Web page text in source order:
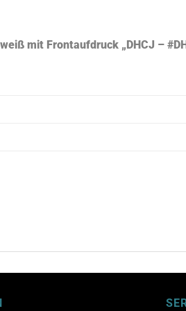
mit Frontaufdruck „DHCJ –